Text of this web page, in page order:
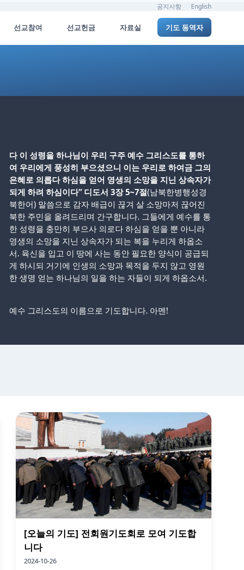
공지사항 English
선교참여 선교헌금 자료실 기도 동역자
다 이 성령을 하나님이 우리 구주 예수 그리스도를 통하
여 우리에게 풍성히 부으셨으니 이는 우리로 하여금 그의
은혜로 의롭다 하심을 얻어 영생의 소망을 지닌 상속자가
되게 하려 하심이다” 디도서 3장 5~7절(남북한병행성경
북한어) 말씀으로 감자 배급이 끊겨 살 소망마저 끊어진
북한 주민을 올려드리며 간구합니다. 그들에게 예수를 통
한 성령을 충만히 부으사 의로다 하심을 얻을 뿐 아니라
영생의 소망을 지닌 상속자가 되는 복을 누리게 하옵소
서. 육신을 입고 이 땅에 사는 동안 필요한 양식이 공급되
게 하시되 거기에 인생의 소망과 목적을 두지 않고 영원
한 생명 얻는 하나님의 일을 하는 자들이 되게 하옵소서.
예수 그리스도의 이름으로 기도합니다. 아멘!
[오늘의 기도] 전회원기도회로 모여 기도합
니다
2024-10-26